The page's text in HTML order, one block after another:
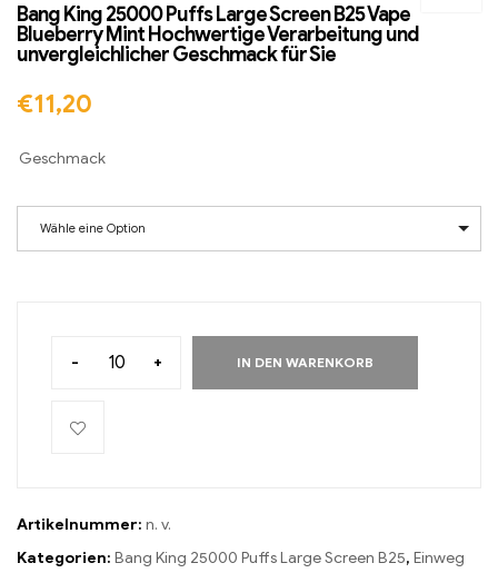
Bang King 25000 Puffs Large Screen B25 Vape
Blueberry Mint Hochwertige Verarbeitung und
unvergleichlicher Geschmack für Sie
€11,20
Geschmack
Wähle eine Option
- + IN DEN WARENKORB
Artikelnummer: n. v.
Kategorien: Bang King 25000 Puffs Large Screen B25, Einweg